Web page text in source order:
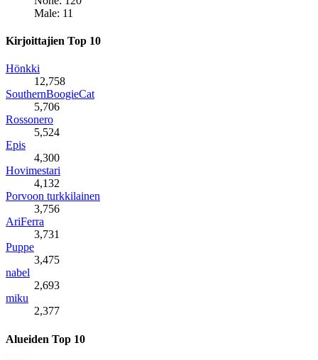
Male: 11
Kirjoittajien Top 10
Hönkki
12,758
SouthernBoogieCat
5,706
Rossonero
5,524
Epis
4,300
Hovimestari
4,132
Porvoon turkkilainen
3,756
AriFerra
3,731
Puppe
3,475
nabel
2,693
miku
2,377
Alueiden Top 10